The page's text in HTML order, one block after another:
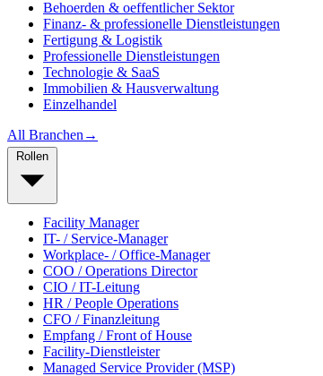
Behoerden & oeffentlicher Sektor
Finanz- & professionelle Dienstleistungen
Fertigung & Logistik
Professionelle Dienstleistungen
Technologie & SaaS
Immobilien & Hausverwaltung
Einzelhandel
All Branchen →
Facility Manager
IT- / Service-Manager
Workplace- / Office-Manager
COO / Operations Director
CIO / IT-Leitung
HR / People Operations
CFO / Finanzleitung
Empfang / Front of House
Facility-Dienstleister
Managed Service Provider (MSP)